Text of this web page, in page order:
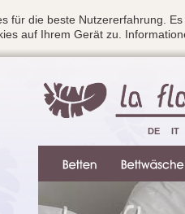
für die beste Nutzererfahrung.
auf Ihrem Gerät zu.
DE IT